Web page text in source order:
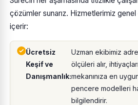
çözümler sunarız. Hizmetlerimiz genel
içerir:
Ücretsiz
Keşif ve
Danışmanlık:
Uzman ekibimiz
ölçüleri alır,
mekanınıza en
pencere modelleri
bilgilendirir.